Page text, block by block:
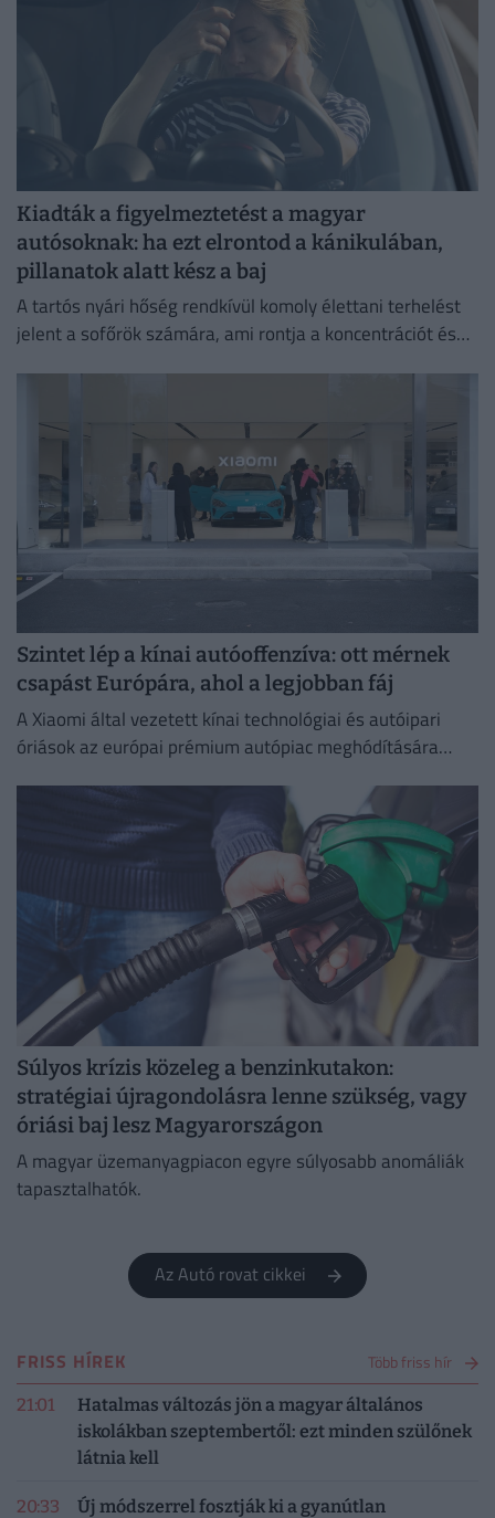
Kiadták a figyelmeztetést a magyar
autósoknak: ha ezt elrontod a kánikulában,
pillanatok alatt kész a baj
A tartós nyári hőség rendkívül komoly élettani terhelést
jelent a sofőrök számára, ami rontja a koncentrációt és
Szintet lép a kínai autóoffenzíva: ott mérnek
csapást Európára, ahol a legjobban fáj
A Xiaomi által vezetett kínai technológiai és autóipari
óriások az európai prémium autópiac meghódítására
Súlyos krízis közeleg a benzinkutakon:
stratégiai újragondolásra lenne szükség, vagy
óriási baj lesz Magyarországon
A magyar üzemanyagpiacon egyre súlyosabb anomáliák
tapasztalhatók.
Az Autó rovat cikkei
FRISS HÍREK Több friss hír
21:01
Hatalmas változás jön a magyar általános
iskolákban szeptembertől: ezt minden szülőnek
látnia kell
20:33
Új módszerrel fosztják ki a gyanútlan